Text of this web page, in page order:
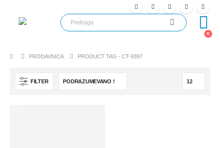
0
PRODAVNICA PRODUCT TAG -CT-9397
FILTER